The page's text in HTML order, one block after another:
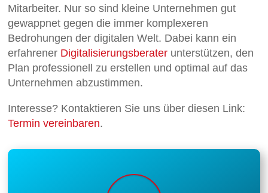
Mitarbeiter. Nur so sind kleine Unternehmen gut
gewappnet gegen die immer komplexeren
Bedrohungen der digitalen Welt. Dabei kann ein
erfahrener Digitalisierungsberater unterstützen, den
Plan professionell zu erstellen und optimal auf das
Unternehmen abzustimmen.
Interesse? Kontaktieren Sie uns über diesen Link:
Termin vereinbaren.